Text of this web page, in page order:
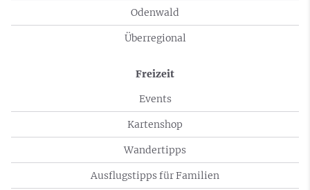
Odenwald
Überregional
Freizeit
Events
Kartenshop
Wandertipps
Ausflugstipps für Familien